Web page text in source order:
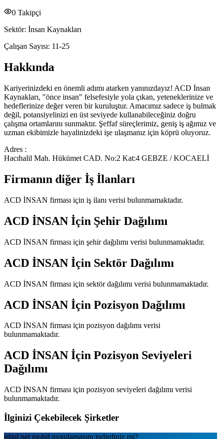
0 Takipçi
Sektör: İnsan Kaynakları
Çalışan Sayısı: 11-25
Hakkında
Kariyerinizdeki en önemli adımı atarken yanınızdayız! ACD İnsan
Kaynakları, "önce insan" felsefesiyle yola çıkan, yeteneklerinize ve
hedeflerinize değer veren bir kuruluştur. Amacımız sadece iş bulmak
değil, potansiyelinizi en üst seviyede kullanabileceğiniz doğru
çalışma ortamlarını sunmaktır. Şeffaf süreçlerimiz, geniş iş ağımız ve
uzman ekibimizle hayalinizdeki işe ulaşmanız için köprü oluyoruz.
Adres :
Hacıhalil Mah. Hükümet CAD. No:2 Kat:4 GEBZE / KOCAELİ
Firmanın diğer İş İlanları
ACD İNSAN firması için iş ilanı verisi bulunmamaktadır.
ACD İNSAN İçin Şehir Dağılımı
ACD İNSAN firması için şehir dağılımı verisi bulunmamaktadır.
ACD İNSAN İçin Sektör Dağılımı
ACD İNSAN firması için sektör dağılımı verisi bulunmamaktadır.
ACD İNSAN İçin Pozisyon Dağılımı
ACD İNSAN firması için pozisyon dağılımı verisi
bulunmamaktadır.
ACD İNSAN İçin Pozisyon Seviyeleri
Dağılımı
ACD İNSAN firması için pozisyon seviyeleri dağılımı verisi
bulunmamaktadır.
İlginizi Çekebilecek Şirketler
isbul.net mobil uygulamаsını indirdiniz mi?